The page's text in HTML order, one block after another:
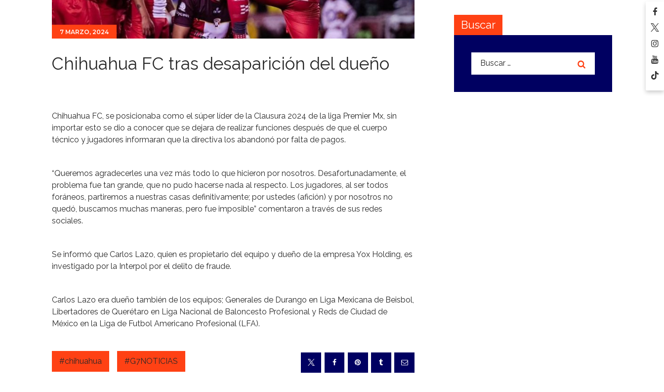
7 MARZO, 2024
Chihuahua FC tras desaparición del dueño
Chihuahua FC, se posicionaba como el súper líder de la Clausura 2024 de la liga Premier Mx, sin
importar esto se dio a conocer que se dejara de realizar funciones después de que el cuerpo
técnico y jugadores informaran que la directiva los abandonó por falta de pagos.
“Queremos agradecerles una vez más todo lo que hicieron por nosotros. Desafortunadamente, el
problema fue tan grande, que no pudo hacerse nada al respecto. Los jugadores, al ser todos
foráneos, partiremos a nuestras casas definitivamente; por ustedes (afición) y por nosotros no
quedó, buscamos muchas maneras, pero fue imposible” comentaron a través de sus redes
sociales.
Se informó que Carlos Lazo, quien es propietario del equipo y dueño de la empresa Yox Holding, es
investigado por la Interpol por el delito de fraude.
Carlos Lazo era dueño también de los equipos; Generales de Durango en Liga Mexicana de Beisbol,
Libertadores de Querétaro en Liga Nacional de Baloncesto Profesional y Reds de Ciudad de
México en la Liga de Futbol Americano Profesional (LFA).
#chihuahua #G7NOTICIAS
Buscar
Buscar: